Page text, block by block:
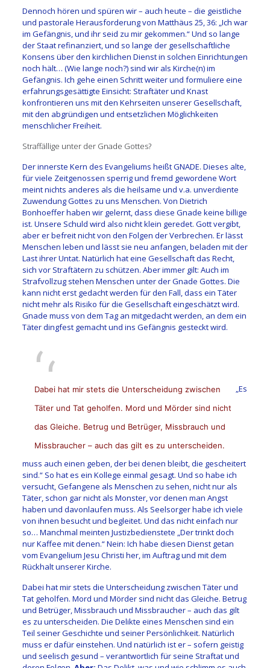
Dennoch hören und spüren wir – auch heute – die geistliche
und pastorale Herausforderung von Matthäus 25, 36: „Ich war
im Gefängnis, und ihr seid zu mir gekommen.“ Und so lange
der Staat refinanziert, und so lange der gesellschaftliche
Konsens über den kirchlichen Dienst in solchen Einrichtungen
noch hält… (Wie lange noch?) sind wir als Kirche(n) im
Gefängnis. Ich gehe einen Schritt weiter und formuliere eine
erfahrungsgesättigte Einsicht: Straftäter und Knast
konfrontieren uns mit den Kehrseiten unserer Gesellschaft,
mit den abgründigen und entsetzlichen Möglichkeiten
menschlicher Freiheit.
Straffällige unter der Gnade Gottes?
Der innerste Kern des Evangeliums heißt GNADE. Dieses alte,
für viele Zeitgenossen sperrig und fremd gewordene Wort
meint nichts anderes als die heilsame und v.a. unverdiente
Zuwendung Gottes zu uns Menschen. Von Dietrich
Bonhoeffer haben wir gelernt, dass diese Gnade keine billige
ist. Unsere Schuld wird also nicht klein geredet. Gott vergibt,
aber er befreit nicht von den Folgen der Verbrechen. Er lässt
Menschen leben und lässt sie neu anfangen, beladen mit der
Last ihrer Untat. Natürlich hat eine Gesellschaft das Recht,
sich vor Straftätern zu schützen. Aber immer gilt: Auch im
Strafvollzug stehen Menschen unter der Gnade Gottes. Die
kann nicht erst gedacht werden für den Fall, dass ein Täter
nicht mehr als Risiko für die Gesellschaft eingeschätzt wird.
Gnade muss von dem Tag an mitgedacht werden, an dem ein
Täter dingfest gemacht und ins Gefängnis gesteckt wird.
Dabei hat mir stets die Unterscheidung zwischen
Täter und Tat geholfen. Mord und Mörder sind nicht
das Gleiche. Betrug und Betrüger, Missbrauch und
Missbraucher – auch das gilt es zu unterscheiden.
„Es
muss auch einen geben, der bei denen bleibt, die gescheitert
sind.“ So hat es ein Kollege einmal gesagt. Und so habe ich
versucht, Gefangene als Menschen zu sehen, nicht nur als
Täter, schon gar nicht als Monster, vor denen man Angst
haben und davonlaufen muss. Als Seelsorger habe ich viele
von ihnen besucht und begleitet. Und das nicht einfach nur
so… Manchmal meinten Justizbedienstete „Der trinkt doch
nur Kaffee mit denen.“ Nein: Ich habe diesen Dienst getan
vom Evangelium Jesu Christi her, im Auftrag und mit dem
Rückhalt unserer Kirche.
Dabei hat mir stets die Unterscheidung zwischen Täter und
Tat geholfen. Mord und Mörder sind nicht das Gleiche. Betrug
und Betrüger, Missbrauch und Missbraucher – auch das gilt
es zu unterscheiden. Die Delikte eines Menschen sind ein
Teil seiner Geschichte und seiner Persönlichkeit. Natürlich
muss er dafür einstehen. Und natürlich ist er – sofern geistig
und seelisch gesund – verantwortlich für seine Straftat und